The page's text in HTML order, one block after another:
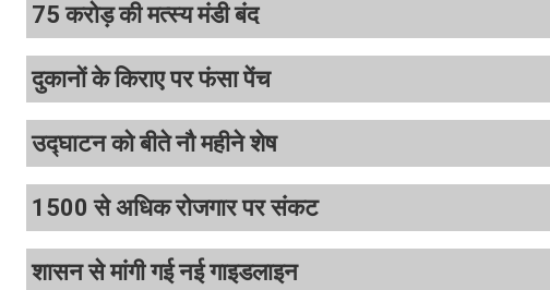
75 करोड़ की मत्स्य मंडी बंद
दुकानों के किराए पर फंसा पेंच
उद्घाटन को बीते नौ महीने शेष
1500 से अधिक रोजगार पर संकट
शासन से मांगी गई नई गाइडलाइन